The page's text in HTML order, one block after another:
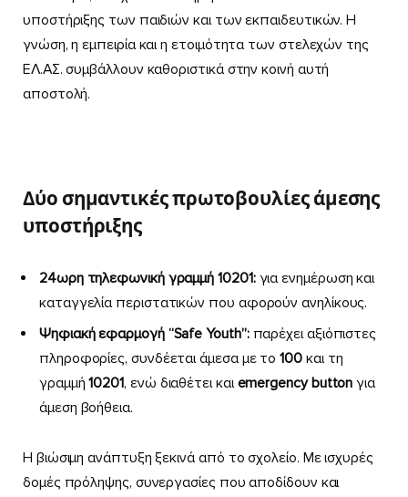
υποστήριξης των παιδιών και των εκπαιδευτικών. Η
γνώση, η εμπειρία και η ετοιμότητα των στελεχών της
ΕΛ.ΑΣ. συμβάλλουν καθοριστικά στην κοινή αυτή
αποστολή.
Δύο σημαντικές πρωτοβουλίες άμεσης
υποστήριξης
24ωρη τηλεφωνική γραμμή 10201:για ενημέρωση και
καταγγελία περιστατικών που αφορούν ανηλίκους.
Ψηφιακή εφαρμογή “Safe Youth”:παρέχει αξιόπιστες
πληροφορίες, συνδέεται άμεσα με το100και τη
γραμμή10201, ενώ διαθέτει καιemergency button για
άμεση βοήθεια.
Η βιώσιμη ανάπτυξη ξεκινά από το σχολείο. Με ισχυρές
δομές πρόληψης, συνεργασίες που αποδίδουν και